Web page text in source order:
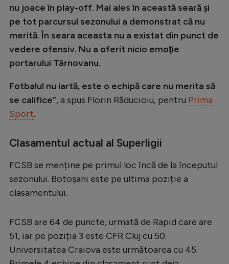
Rugby
Ciclism
Alte sporturi
JO 2026
Creează cont
nu joace în play-off. Mai ales în această seară şi
pe tot parcursul sezonului a demonstrat că nu
merită. În seara aceasta nu a existat din punct de
vedere ofensiv. Nu a oferit nicio emoţie
portarului Târnovanu.
Fotbalul nu iartă, este o echipă care nu merita să
se califice”, a spus Florin Răducioiu, pentru Prima
Sport.
Clasamentul actual al Superligii
FCSB se menține pe primul loc încă de la începutul
sezonului. Botoșani este pe ultima poziție a
clasamentului.
FCSB are 64 de puncte, urmată de Rapid care are
51, iar pe poziția 3 este CFR Cluj cu 50.
Universitatea Craiova este următoarea cu 45.